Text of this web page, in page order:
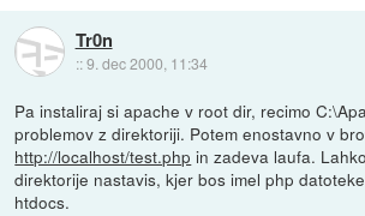
Tr0n
::9. dec 2000, 11:34
Pa instaliraj si apache v root dir, recimo
problemov z direktoriji. Potem enostavno v
http://localhost/test.php in zadeva laufa.
direktorije nastavis, kjer bos imel php
htdocs.